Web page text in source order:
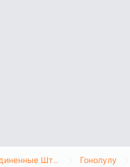
Соединенные Штаты Америки Гонолулу